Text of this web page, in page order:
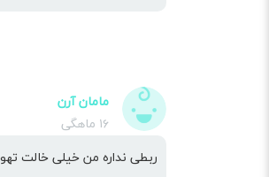
مامان آرن
۱۶ ماهگی